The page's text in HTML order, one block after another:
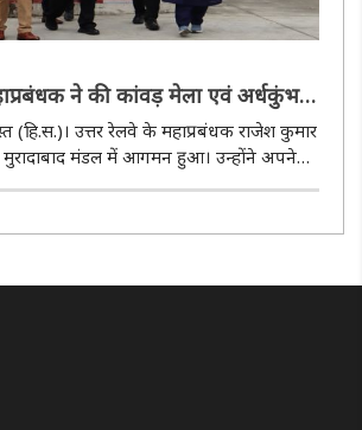
ने की कांवड़ मेला एवं अर्धकुंभ
(हि.स.)। उत्तर रेलवे के महाप्रबंधक राजेश कुमार
मुरादाबाद मंडल में आगमन हुआ। उन्हाेंने अपने
कार्यक्रम के अंतर्गत देवबंद से हरिद्वार रेलखंड तक